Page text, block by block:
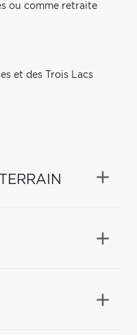
ou comme retraite
et des Trois Lacs